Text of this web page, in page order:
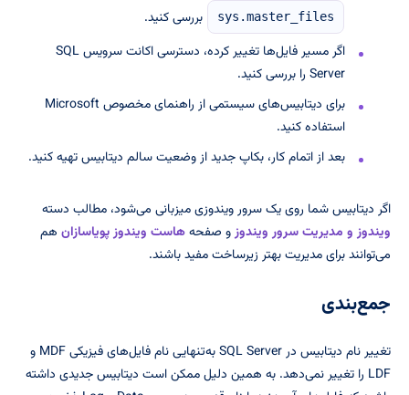
sys.master_files
بررسی کنید.
اگر مسیر فایل‌ها تغییر کرده، دسترسی اکانت سرویس SQL
Server را بررسی کنید.
برای دیتابیس‌های سیستمی از راهنمای مخصوص Microsoft
استفاده کنید.
بعد از اتمام کار، بکاپ جدید از وضعیت سالم دیتابیس تهیه کنید.
اگر دیتابیس شما روی یک سرور ویندوزی میزبانی می‌شود، مطالب دسته
ویندوز و مدیریت سرور ویندوزو صفحههاست ویندوز پویاسازان هم
می‌توانند برای مدیریت بهتر زیرساخت مفید باشند.
جمع‌بندی
تغییر نام دیتابیس در SQL Server به‌تنهایی نام فایل‌های فیزیکی MDF و
LDF را تغییر نمی‌دهد. به همین دلیل ممکن است دیتابیس جدیدی داشته